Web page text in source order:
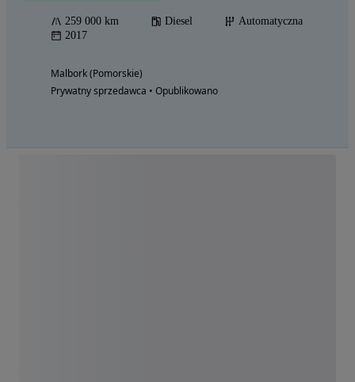
259 000 km Diesel
Automatyczna
2017
Malbork (Pomorskie)
Prywatny sprzedawca • Opublikowano